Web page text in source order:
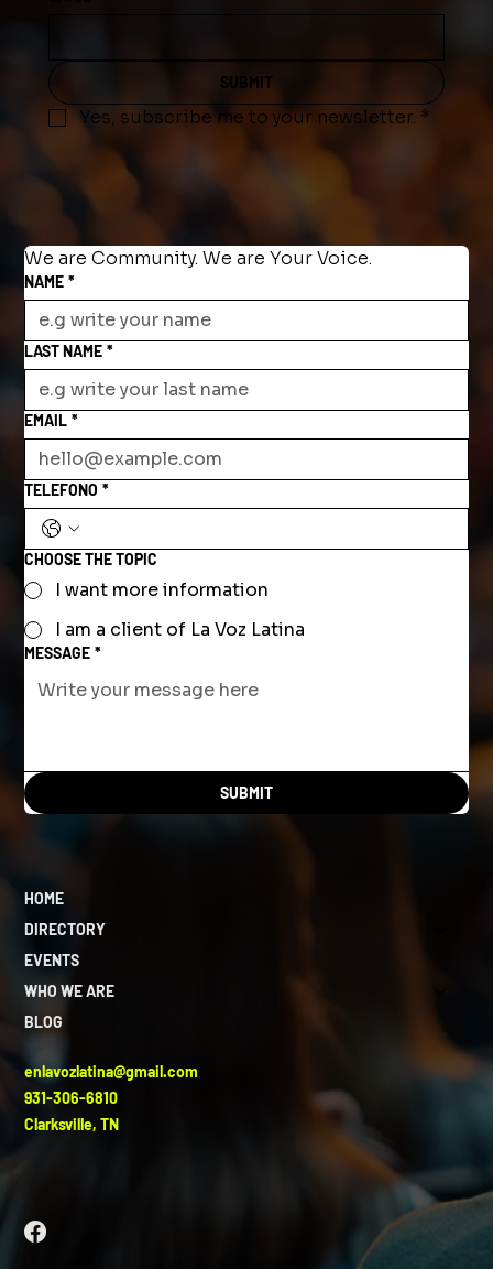
SUBMIT
Yes, subscribe me to your newsletter. *
We are Community. We are Your Voice.
NAME *
LAST NAME *
EMAIL *
TELEFONO *
CHOOSE THE TOPIC
I want more information
I am a client of La Voz Latina
MESSAGE *
SUBMIT
HOME
DIRECTORY
EVENTS
WHO WE ARE
BLOG
enlavozlatina@gmail.com
931-306-6810
Clarksville, TN